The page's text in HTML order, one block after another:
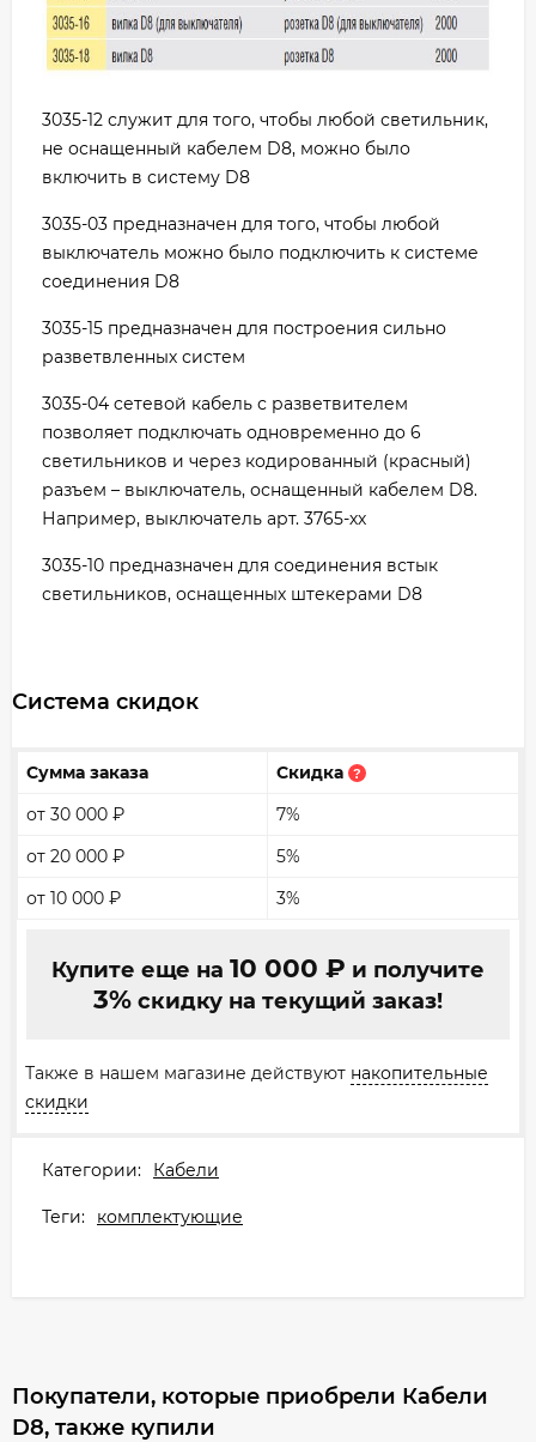
3035-12 служит для того, чтобы любой светильник,
не оснащенный кабелем D8, можно было
включить в систему D8
3035-03 предназначен для того, чтобы любой
выключатель можно было подключить к системе
соединения D8
3035-15 предназначен для построения сильно
разветвленных систем
3035-04 cетевой кабель с разветвителем
позволяет подключать одновременно до 6
светильников и через кодированный (красный)
разъем – выключатель, оснащенный кабелем D8.
Например, выключатель арт. 3765-хх
3035-10 предназначен для соединения встык
светильников, оснащенных штекерами D8
Система скидок
Сумма заказа Скидка ?
от 30 000 ₽
7%
от 20 000 ₽
5%
от 10 000 ₽ 3%
Купите еще на 10 000 ₽ и получите
3%скидку на текущий заказ!
Также в нашем магазине действуют накопительные
скидки
Категории: Кабели
Теги: комплектующие
Покупатели, которые приобрели Кабели
D8, также купили